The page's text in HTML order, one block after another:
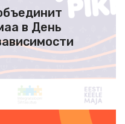
в День